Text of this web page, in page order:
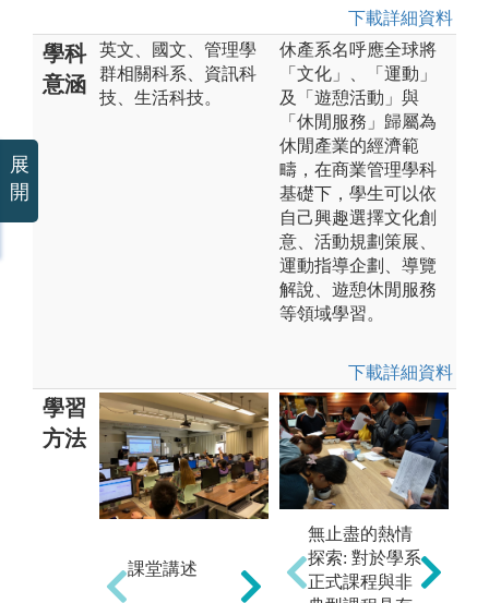
下載詳細資料
學科
意涵
英文、國文、管理學
群相關科系、資訊科
技、生活科技。
休產系名呼應全球將
「文化」、「運動」
及「遊憩活動」與
「休閒服務」歸屬為
休閒產業的經濟範
疇，在商業管理學科
基礎下，學生可以依
自己興趣選擇文化創
意、活動規劃策展、
運動指導企劃、導覽
解說、遊憩休閒服務
等領域學習。
下載詳細資料
學習
方法
課堂講述
產學合作
每學期邀請相
無止盡的熱情
探索: 對於學系
正式課程與非
展
開